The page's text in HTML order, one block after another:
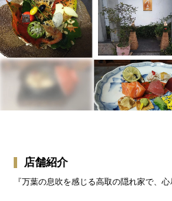
店舗紹介
『万葉の息吹を感じる高取の隠れ家で、心